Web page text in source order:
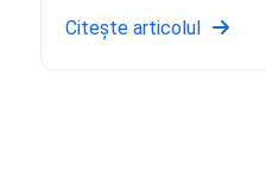
Citește articolul